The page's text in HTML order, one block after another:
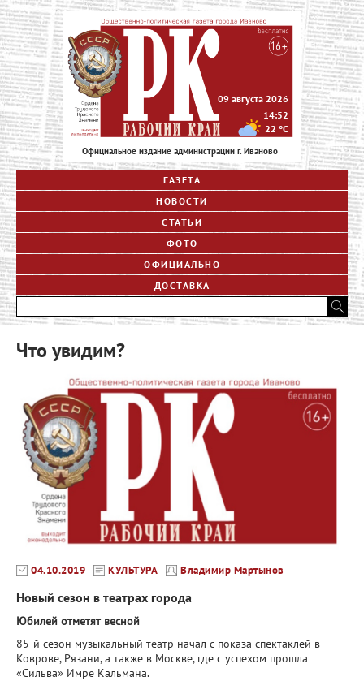
Официальное издание администрации г. Иваново
09 августа 2026
14:52
22 °C
ГАЗЕТА
НОВОСТИ
СТАТЬИ
ФОТО
ОФИЦИАЛЬНО
ДОСТАВКА
Что увидим?
04.10.2019 КУЛЬТУРА Владимир Мартынов
Новый сезон в театрах города
Юбилей отметят весной
85-й сезон музыкальный театр начал с показа спектаклей в
Коврове, Рязани, а также в Москве, где с успехом прошла
«Сильва» Имре Кальмана.